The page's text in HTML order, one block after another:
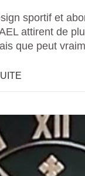
sportif et
attirent de
que peut